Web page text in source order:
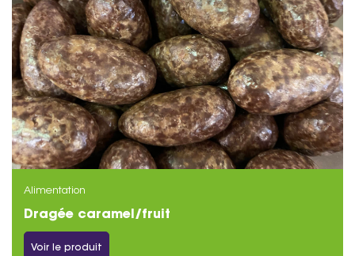
Alimentation
Dragée caramel/fruit
Voir le produit